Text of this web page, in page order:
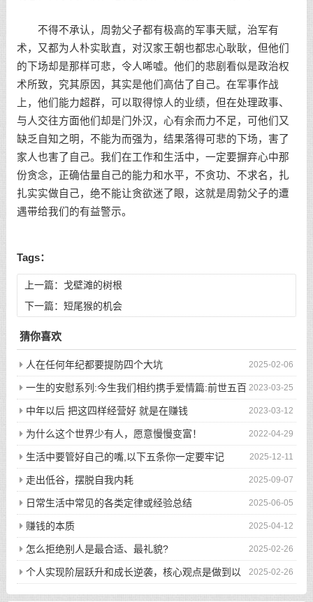
不得不承认，周勃父子都有极高的军事天赋，治军有
术，又都为人朴实耿直，对汉家王朝也都忠心耿耿，但他们
的下场却是那样可悲，令人唏嘘。他们的悲剧看似是政治权
术所致，究其原因，其实是他们高估了自己。在军事作战
上，他们能力超群，可以取得惊人的业绩，但在处理政事、
与人交往方面他们却是门外汉，心有余而力不足，可他们又
缺乏自知之明，不能为而强为，结果落得可悲的下场，害了
家人也害了自己。我们在工作和生活中，一定要摒弃心中那
份贪念，正确估量自己的能力和水平，不贪功、不求名，扎
扎实实做自己，绝不能让贪欲迷了眼，这就是周勃父子的遭
遇带给我们的有益警示。
Tags：
上一篇： 戈壁滩的树根
下一篇： 短尾猴的机会
猜你喜欢
2025-02-06
人在任何年纪都要提防四个大坑
2023-03-25
一生的安慰系列:今生我们相约携手爱情篇:前世五百
次的回眸才换来今生的相遇
2023-03-12
中年以后 把这四样经营好 就是在赚钱
2022-04-29
为什么这个世界少有人，愿意慢慢变富！
2025-12-11
生活中要管好自己的嘴,以下五条你一定要牢记
2025-09-07
走出低谷，摆脱自我内耗
2025-06-05
日常生活中常见的各类定律或经验总结
2025-04-12
赚钱的本质
2025-02-26
怎么拒绝别人是最合适、最礼貌?
2025-02-26
个人实现阶层跃升和成长逆袭，核心观点是做到以
下八件事